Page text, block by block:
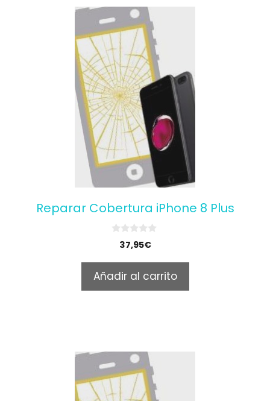
Reparar Cobertura iPhone 8 Plus
o
f
5
37,95€
Añadir al carrito